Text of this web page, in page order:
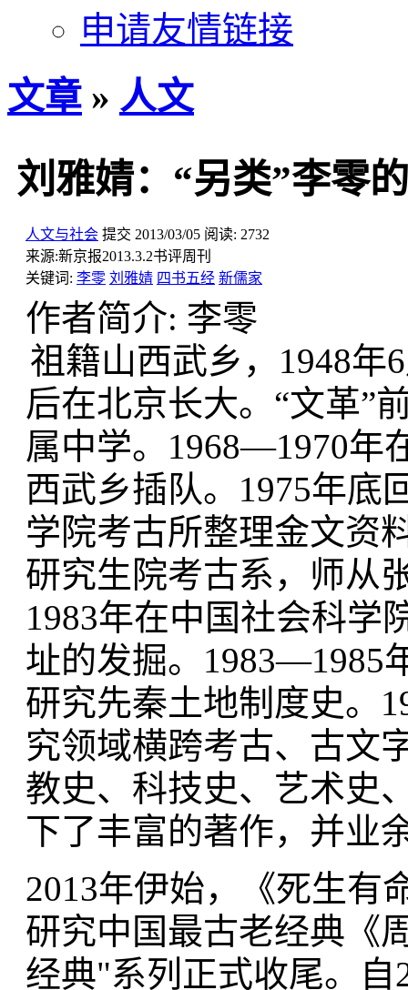
申请友情链接
文章 » 人文
刘雅婧：“另类”李零
人文与社会 提交 2013/03/05 阅读: 2732
来源:新京报2013.3.2书评周刊
关键词: 李零 刘雅婧 四书五经 新儒家
作者简介: 李零
祖籍山西武乡，1948年
后在北京长大。“文革”
属中学。1968—1970年
西武乡插队。1975年底
学院考古所整理金文资
研究生院考古系，师从
1983年在中国社会科学
址的发掘。1983—1985
研究先秦土地制度史。
究领域横跨考古、古文
教史、科技史、艺术史
下了丰富的著作，并业
2013年伊始，《死生有
研究中国最古老经典《
经典"系列正式收尾。